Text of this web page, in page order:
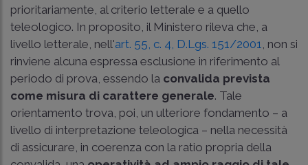
prioritariamente, al criterio letterale e a quello
teleologico. In proposito, il Ministero rileva che, a
livello letterale, nell'art. 55, c. 4, D.Lgs. 151/2001 , non si
rinviene alcuna espressa esclusione in riferimento al
periodo di prova, essendo la convalida prevista
come misura di carattere generale. Tale
orientamento trova, poi, un ulteriore fondamento – a
livello di interpretazione teleologica – nella necessità
di assicurare, in coerenza con la ratio propria della